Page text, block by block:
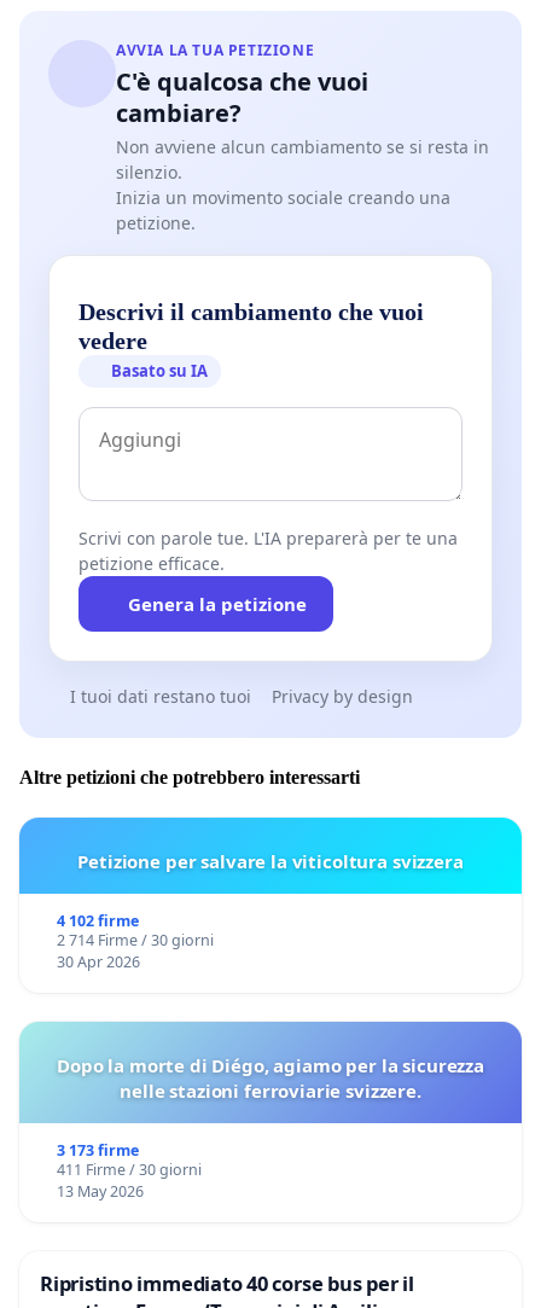
AVVIA LA TUA PETIZIONE
C'è qualcosa che vuoi
cambiare?
Non avviene alcun cambiamento se si resta in
silenzio.
Inizia un movimento sociale creando una
petizione.
Descrivi il cambiamento che vuoi
vedere
Basato su IA
Scrivi con parole tue. L'IA preparerà per te una
petizione efficace.
Genera la petizione
I tuoi dati restano tuoi Privacy by design
Altre petizioni che potrebbero interessarti
Petizione per salvare la viticoltura svizzera
4 102 firme
2 714 Firme / 30 giorni
30 Apr 2026
Dopo la morte di Diégo, agiamo per la sicurezza
nelle stazioni ferroviarie svizzere.
3 173 firme
411 Firme / 30 giorni
13 May 2026
Ripristino immediato 40 corse bus per il